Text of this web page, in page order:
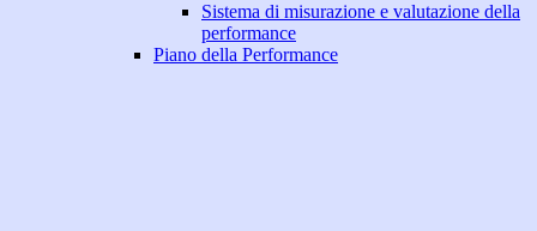
Sistema di misurazione e valutazione della
performance
Piano della Performance